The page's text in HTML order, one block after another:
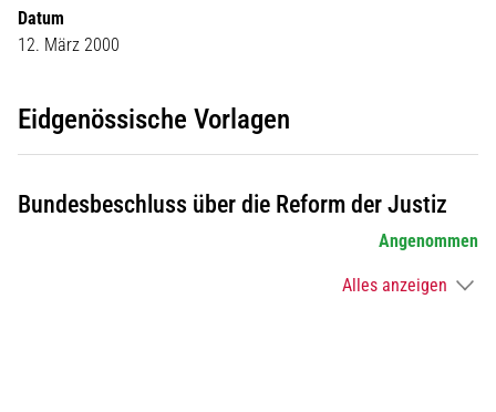
Datum
12. März 2000
Eidgenössische Vorlagen
Bundesbeschluss über die Reform der Justiz
Angenommen
Alles anzeigen